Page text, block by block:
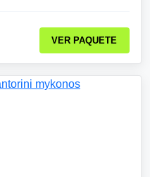
VER PAQUETE